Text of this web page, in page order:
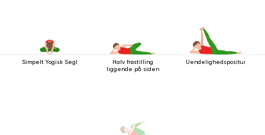
Simpelt Yogisk Segl
Halv frøstilling
liggende på siden
Uendelighedspositur